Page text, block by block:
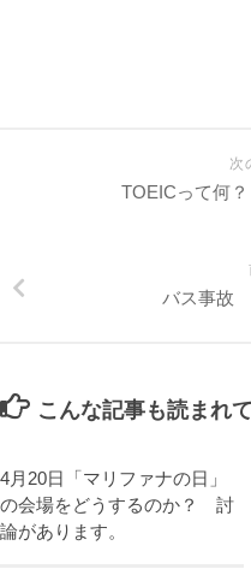
次
TOEICって何
バス事故
こんな記事も読まれて
4月20日「マリファナの日」
の会場をどうするのか？ 討
論があります。